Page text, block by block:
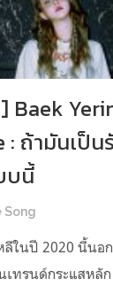
Baek
: ถ้ามันเป็น
บนี้
Song
ลีในปี 2020 นี้นอ
เทรนด์กระแสหลั